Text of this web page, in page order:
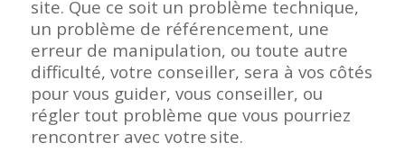
site. Que ce soit un problème technique,
un problème de référencement, une
erreur de manipulation, ou toute autre
difficulté, votre conseiller, sera à vos côtés
pour vous guider, vous conseiller, ou
régler tout problème que vous pourriez
rencontrer avec votre site.